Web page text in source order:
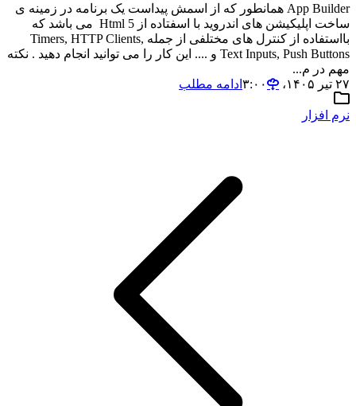
App Builder همانطور که از اسمش پیداست یک برنامه در زمینه ی
ساخت اپلیکیشن های اندروید با اسفتاده از Html 5 می باشد که
بااستفاده از کنترل های مختلفی از جمله Timers, HTTP Clients,
Text Inputs, Push Buttons و .... این کار را می توانید انجام دهید . نکته
مهم در م...
۲۷ تیر ۱۴۰۵،‏ ۳:۰۰
ادامه مطلب
نرم افزار